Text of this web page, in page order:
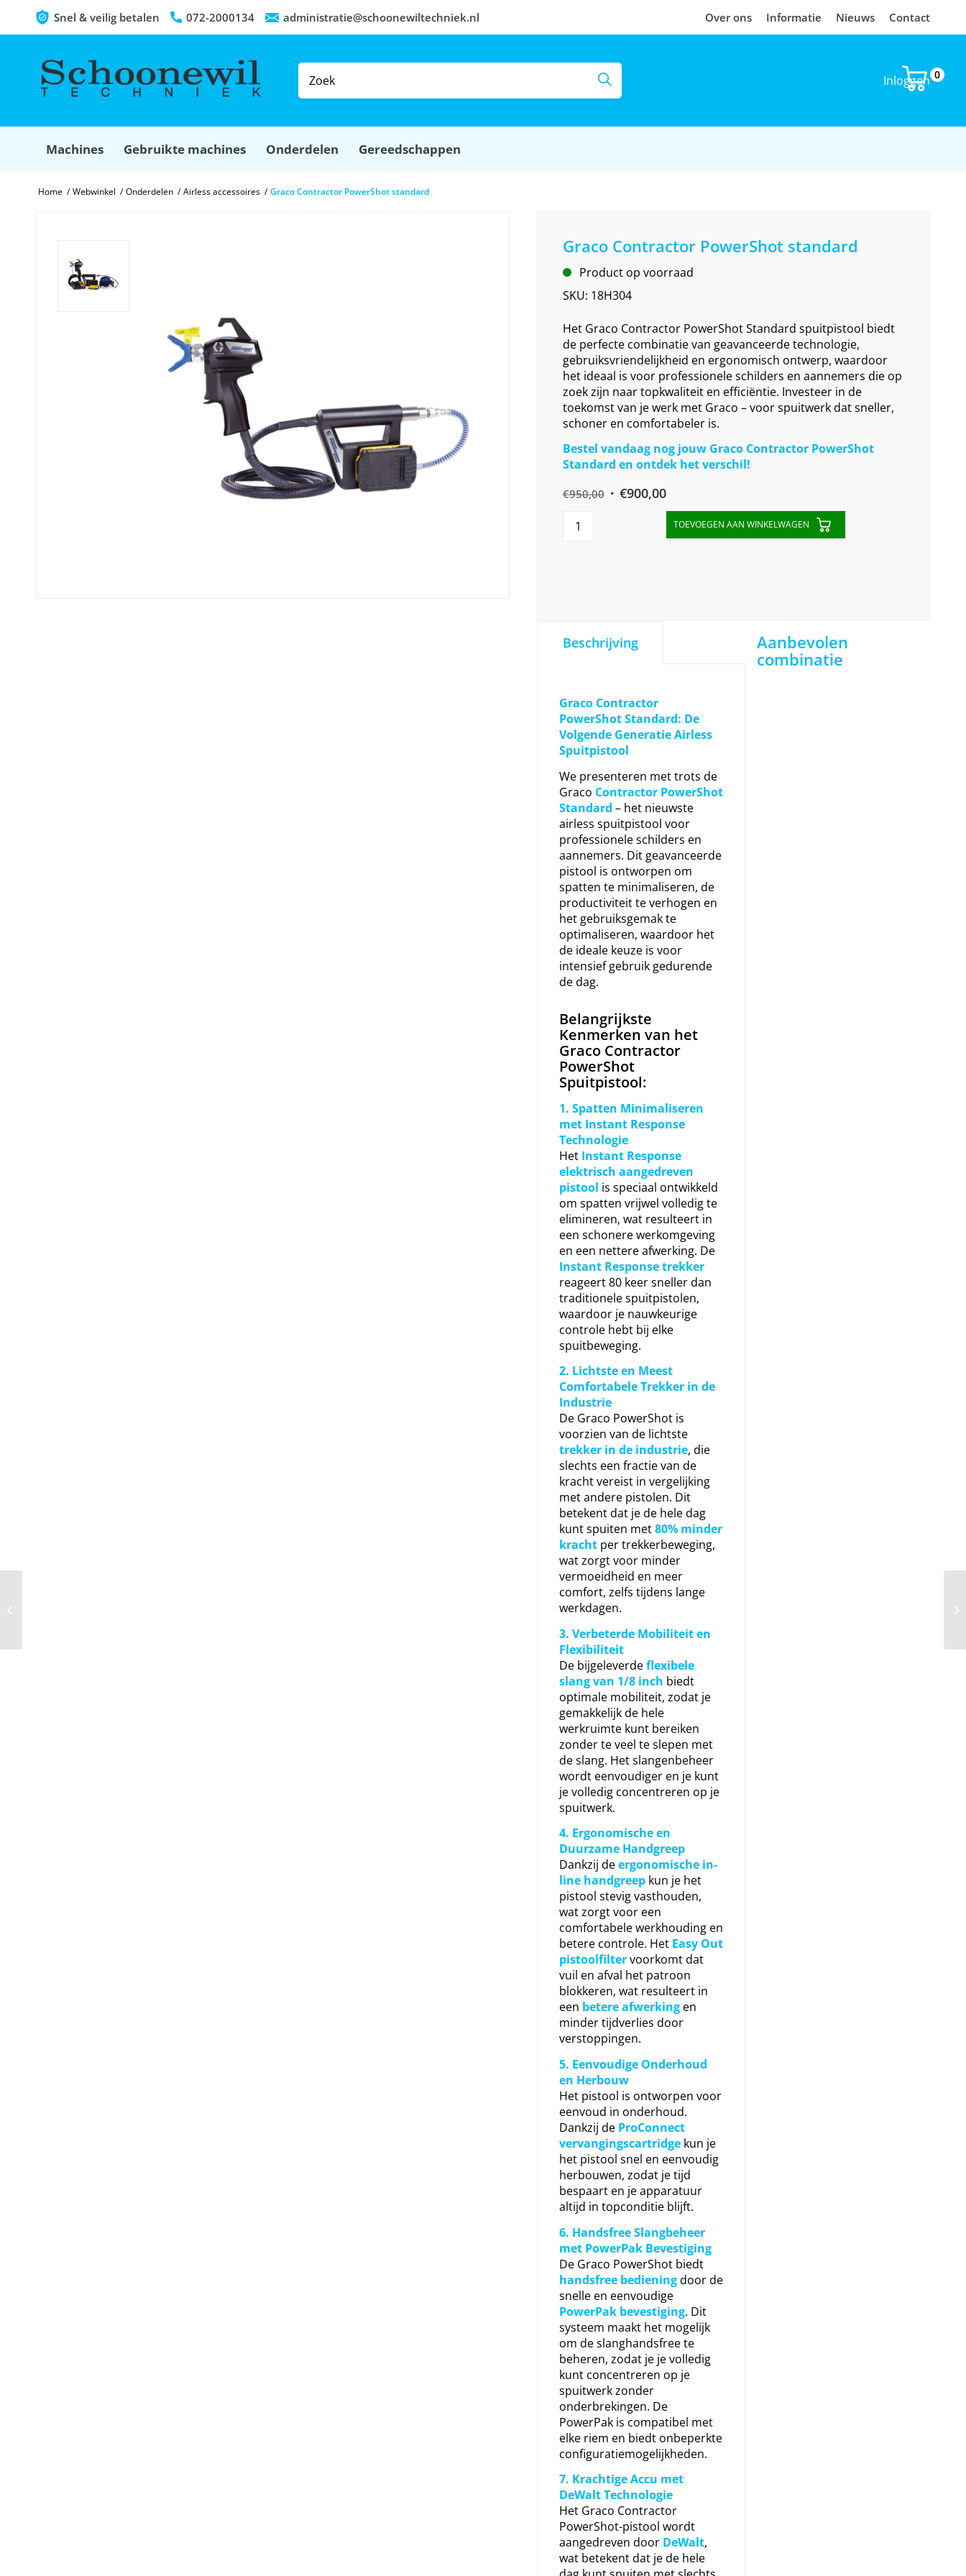
Over ons Informatie Nieuws Contact
Snel & veilig betalen 072-2000134 administratie@schoonewiltechniek.nl
0
Inloggen
Machines Gebruikte machines Onderdelen Gereedschappen
Home / Webwinkel / Onderdelen / Airless accessoires / Graco Contractor PowerShot standard
Graco Contractor PowerShot standard
Product op voorraad
SKU: 18H304
Het Graco Contractor PowerShot Standard spuitpistool biedt
de perfecte combinatie van geavanceerde technologie,
gebruiksvriendelijkheid en ergonomisch ontwerp, waardoor
het ideaal is voor professionele schilders en aannemers die op
zoek zijn naar topkwaliteit en efficiëntie. Investeer in de
toekomst van je werk met Graco – voor spuitwerk dat sneller,
schoner en comfortabeler is.
Bestel vandaag nog jouw Graco Contractor PowerShot
Standard en ontdek het verschil!
€950,00 Original
€900,00Current
price
is:
TOEVOEGEN AAN WINKELWAGEN
Beschrijving
Graco Contractor
PowerShot Standard: De
Volgende Generatie Airless
Spuitpistool
We presenteren met trots de
Graco Contractor PowerShot
Standard – het nieuwste
airless spuitpistool voor
professionele schilders en
aannemers. Dit geavanceerde
pistool is ontworpen om
spatten te minimaliseren, de
productiviteit te verhogen en
het gebruiksgemak te
optimaliseren, waardoor het
de ideale keuze is voor
intensief gebruik gedurende
de dag.
Belangrijkste
Kenmerken van het
Graco Contractor
PowerShot
Spuitpistool:
1. Spatten Minimaliseren
met Instant Response
Technologie
Het Instant Response
elektrisch aangedreven
pistool is speciaal ontwikkeld
om spatten vrijwel volledig te
elimineren, wat resulteert in
een schonere werkomgeving
en een nettere afwerking. De
Instant Response trekker
reageert 80 keer sneller dan
traditionele spuitpistolen,
waardoor je nauwkeurige
controle hebt bij elke
spuitbeweging.
2. Lichtste en Meest
Comfortabele Trekker in de
Industrie
De Graco PowerShot is
voorzien van de lichtste
trekker in de industrie, die
slechts een fractie van de
kracht vereist in vergelijking
met andere pistolen. Dit
betekent dat je de hele dag
kunt spuiten met80% minder
krachtper trekkerbeweging,
wat zorgt voor minder
vermoeidheid en meer
comfort, zelfs tijdens lange
werkdagen.
3. Verbeterde Mobiliteit en
Flexibiliteit
De bijgeleverdeflexibele
slang van 1/8 inch biedt
optimale mobiliteit, zodat je
gemakkelijk de hele
werkruimte kunt bereiken
zonder te veel te slepen met
de slang. Het slangenbeheer
wordt eenvoudiger en je kunt
je volledig concentreren op je
spuitwerk.
4. Ergonomische en
Duurzame Handgreep
Dankzij deergonomische in-
line handgreepkun je het
pistool stevig vasthouden,
wat zorgt voor een
comfortabele werkhouding en
betere controle. Het Easy Out
pistoolfiltervoorkomt dat
vuil en afval het patroon
blokkeren, wat resulteert in
een betere afwerkingen
minder tijdverlies door
verstoppingen.
5. Eenvoudige Onderhoud
en Herbouw
Het pistool is ontworpen voor
eenvoud in onderhoud.
Dankzij de ProConnect
vervangingscartridgekun je
het pistool snel en eenvoudig
herbouwen, zodat je tijd
bespaart en je apparatuur
altijd in topconditie blijft.
6. Handsfree Slangbeheer
met PowerPak Bevestiging
De Graco PowerShot biedt
handsfree bedieningdoor de
snelle en eenvoudige
PowerPak bevestiging. Dit
systeem maakt het mogelijk
om de slanghandsfree te
beheren, zodat je je volledig
kunt concentreren op je
spuitwerk zonder
onderbrekingen. De
PowerPak is compatibel met
elke riem en biedt onbeperkte
configuratiemogelijkheden.
7. Krachtige Accu met
DeWalt Technologie
Het Graco Contractor
PowerShot-pistool wordt
aangedreven door DeWalt,
wat betekent dat je de hele
Aanbevolen
combinatie